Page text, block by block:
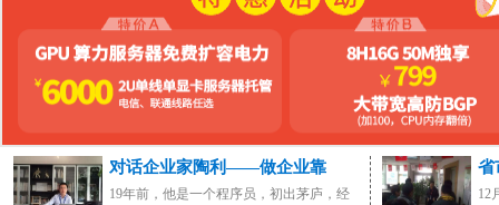
对话企业家陶利——做企业靠
19年前，他是一个程序员，初出茅庐，经
省
12